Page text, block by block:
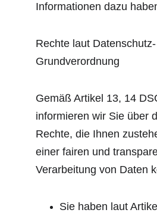
Informationen dazu
Rechte laut Datenschutz-
Grundverordnung
Gemäß Artikel 13, 14
informieren wir Sie über
Rechte, die Ihnen
einer fairen und
Verarbeitung von Daten
Sie haben laut